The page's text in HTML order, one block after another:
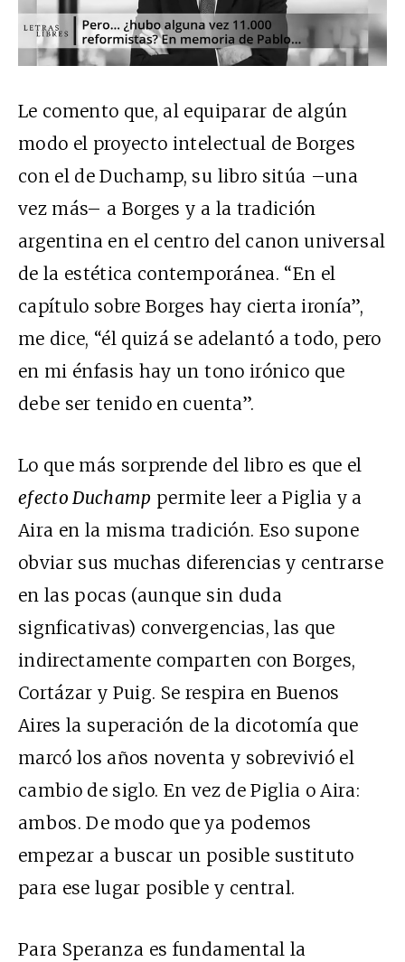
Le comento que, al equiparar de algún
modo el proyecto intelectual de Borges
con el de Duchamp, su libro sitúa –una
vez más– a Borges y a la tradición
argentina en el centro del canon universal
de la estética contemporánea. “En el
capítulo sobre Borges hay cierta ironía”,
me dice, “él quizá se adelantó a todo, pero
en mi énfasis hay un tono irónico que
debe ser tenido en cuenta”.
Lo que más sorprende del libro es que el
efecto Duchamp permite leer a Piglia y a
Aira en la misma tradición. Eso supone
obviar sus muchas diferencias y centrarse
en las pocas (aunque sin duda
signficativas) convergencias, las que
indirectamente comparten con Borges,
Cortázar y Puig. Se respira en Buenos
Aires la superación de la dicotomía que
marcó los años noventa y sobrevivió el
cambio de siglo. En vez de Piglia o Aira:
ambos. De modo que ya podemos
empezar a buscar un posible sustituto
para ese lugar posible y central.
Para Speranza es fundamental la